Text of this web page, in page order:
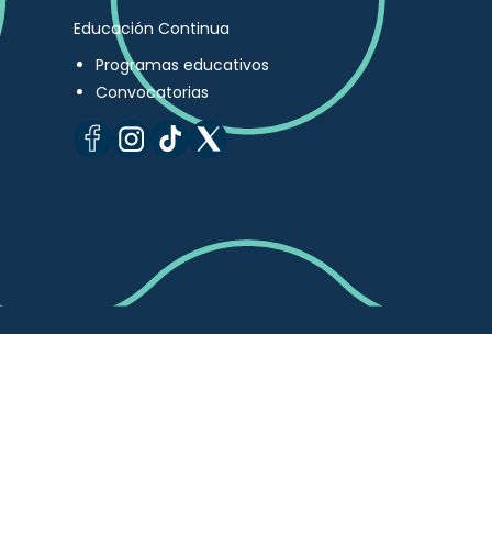
Educación Continua
Programas educativos
Convocatorias